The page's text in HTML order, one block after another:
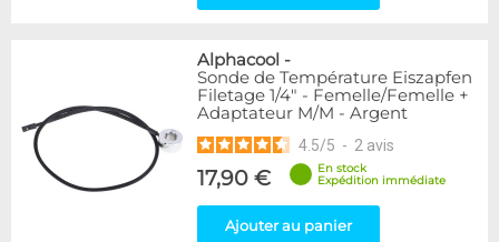
Alphacool -
Sonde de Température Eiszapfen
Filetage 1/4" - Femelle/Femelle +
Adaptateur M/M - Argent
4.5/5 - 2 avis
17,90 €
En stock
Expédition immédiate
Ajouter au panier